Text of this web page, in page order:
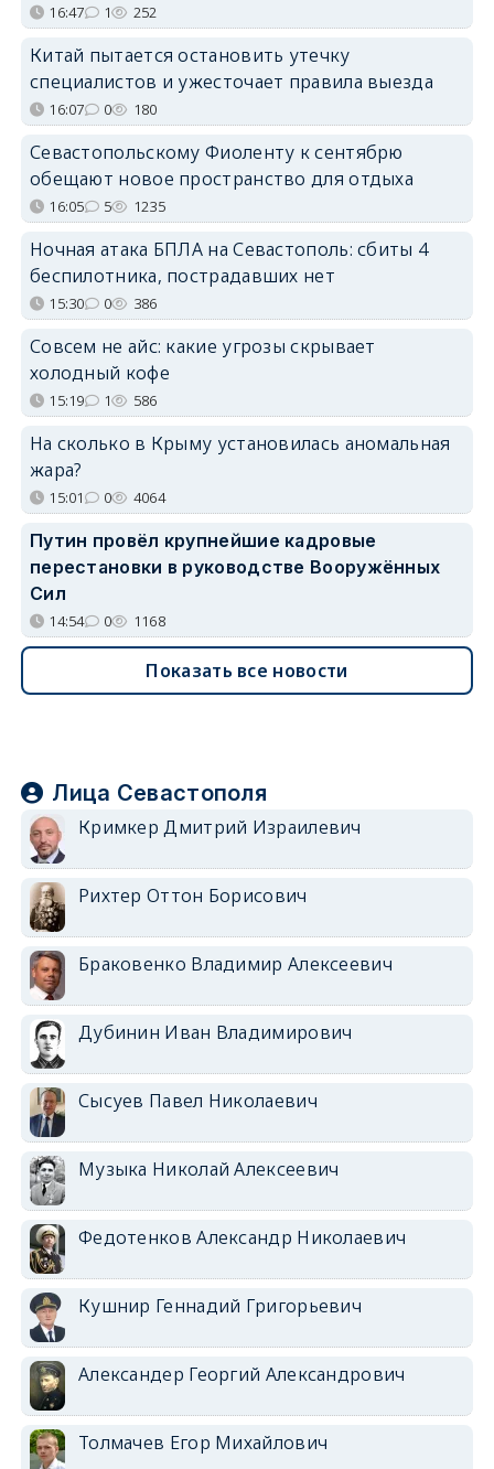
16:47 1 252
Китай пытается остановить утечку
специалистов и ужесточает правила выезда
16:07 0 180
Севастопольскому Фиоленту к сентябрю
обещают новое пространство для отдыха
16:05 5 1235
Ночная атака БПЛА на Севастополь: сбиты 4
беспилотника, пострадавших нет
15:30 0 386
Совсем не айс: какие угрозы скрывает
холодный кофе
15:19 1 586
На сколько в Крыму установилась аномальная
жара?
15:01 0 4064
Путин провёл крупнейшие кадровые
перестановки в руководстве Вооружённых
Сил
14:54 0 1168
Показать все новости
Лица Севастополя
Кримкер Дмитрий Израилевич
Рихтер Оттон Борисович
Браковенко Владимир Алексеевич
Дубинин Иван Владимирович
Сысуев Павел Николаевич
Музыка Николай Алексеевич
Федотенков Александр Николаевич
Кушнир Геннадий Григорьевич
Александер Георгий Александрович
Толмачев Егор Михайлович